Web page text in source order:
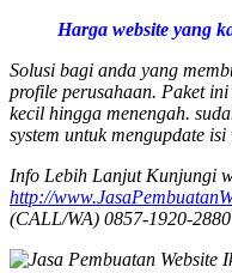
Harga website yang
Solusi bagi anda yang
profile perusahaan. Paket
kecil hingga menengah.
system untuk mengupdate isi
Info Lebih Lanjut Kunjungi
http://
(CALL/WA) 0857-1920-